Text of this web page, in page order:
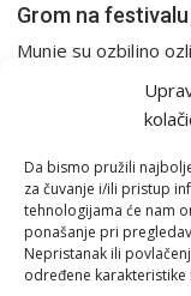
Da bismo pružili
za čuvanje i/ili pristup
tehnologijama će nam
ponašanje pri
Nepristanak ili
određene karakteristike
Grom na
Munje su ozbiljno
petka i subote na